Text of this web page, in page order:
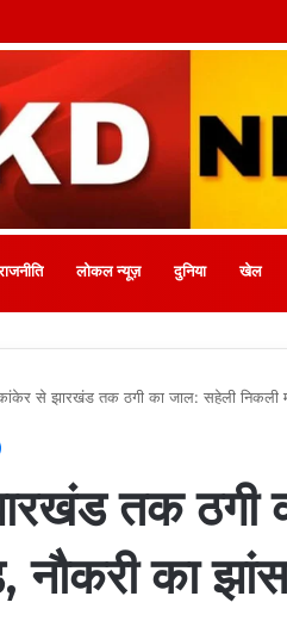
लोकल न्यूज़ दुनिया खेल
से झारखंड तक ठगी का जाल: सहेली निकली
तक ठगी
नौकरी का